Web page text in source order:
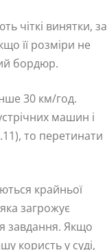
чіткі винятки, за
її розміри не
бордюр.
30 км/год.
машин і
то перетинати
крайньої
загрожує
завдання. Якщо
користь у суді,